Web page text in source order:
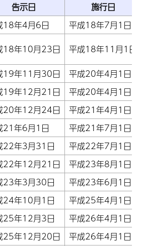
告示日
施行日
18年4月6日
平成18年7月1日
18年10月23日
平成18年11月1日
19年11月30日
平成20年4月1日
19年12月21日
平成20年4月1日
20年12月24日
平成21年4月1日
21年6月1日
平成21年7月1日
22年3月31日
平成22年7月1日
22年12月21日
平成23年8月1日
23年3月30日
平成23年6月1日
24年10月1日
平成25年4月1日
25年12月3日
平成26年4月1日
25年12月20日
平成26年4月1日